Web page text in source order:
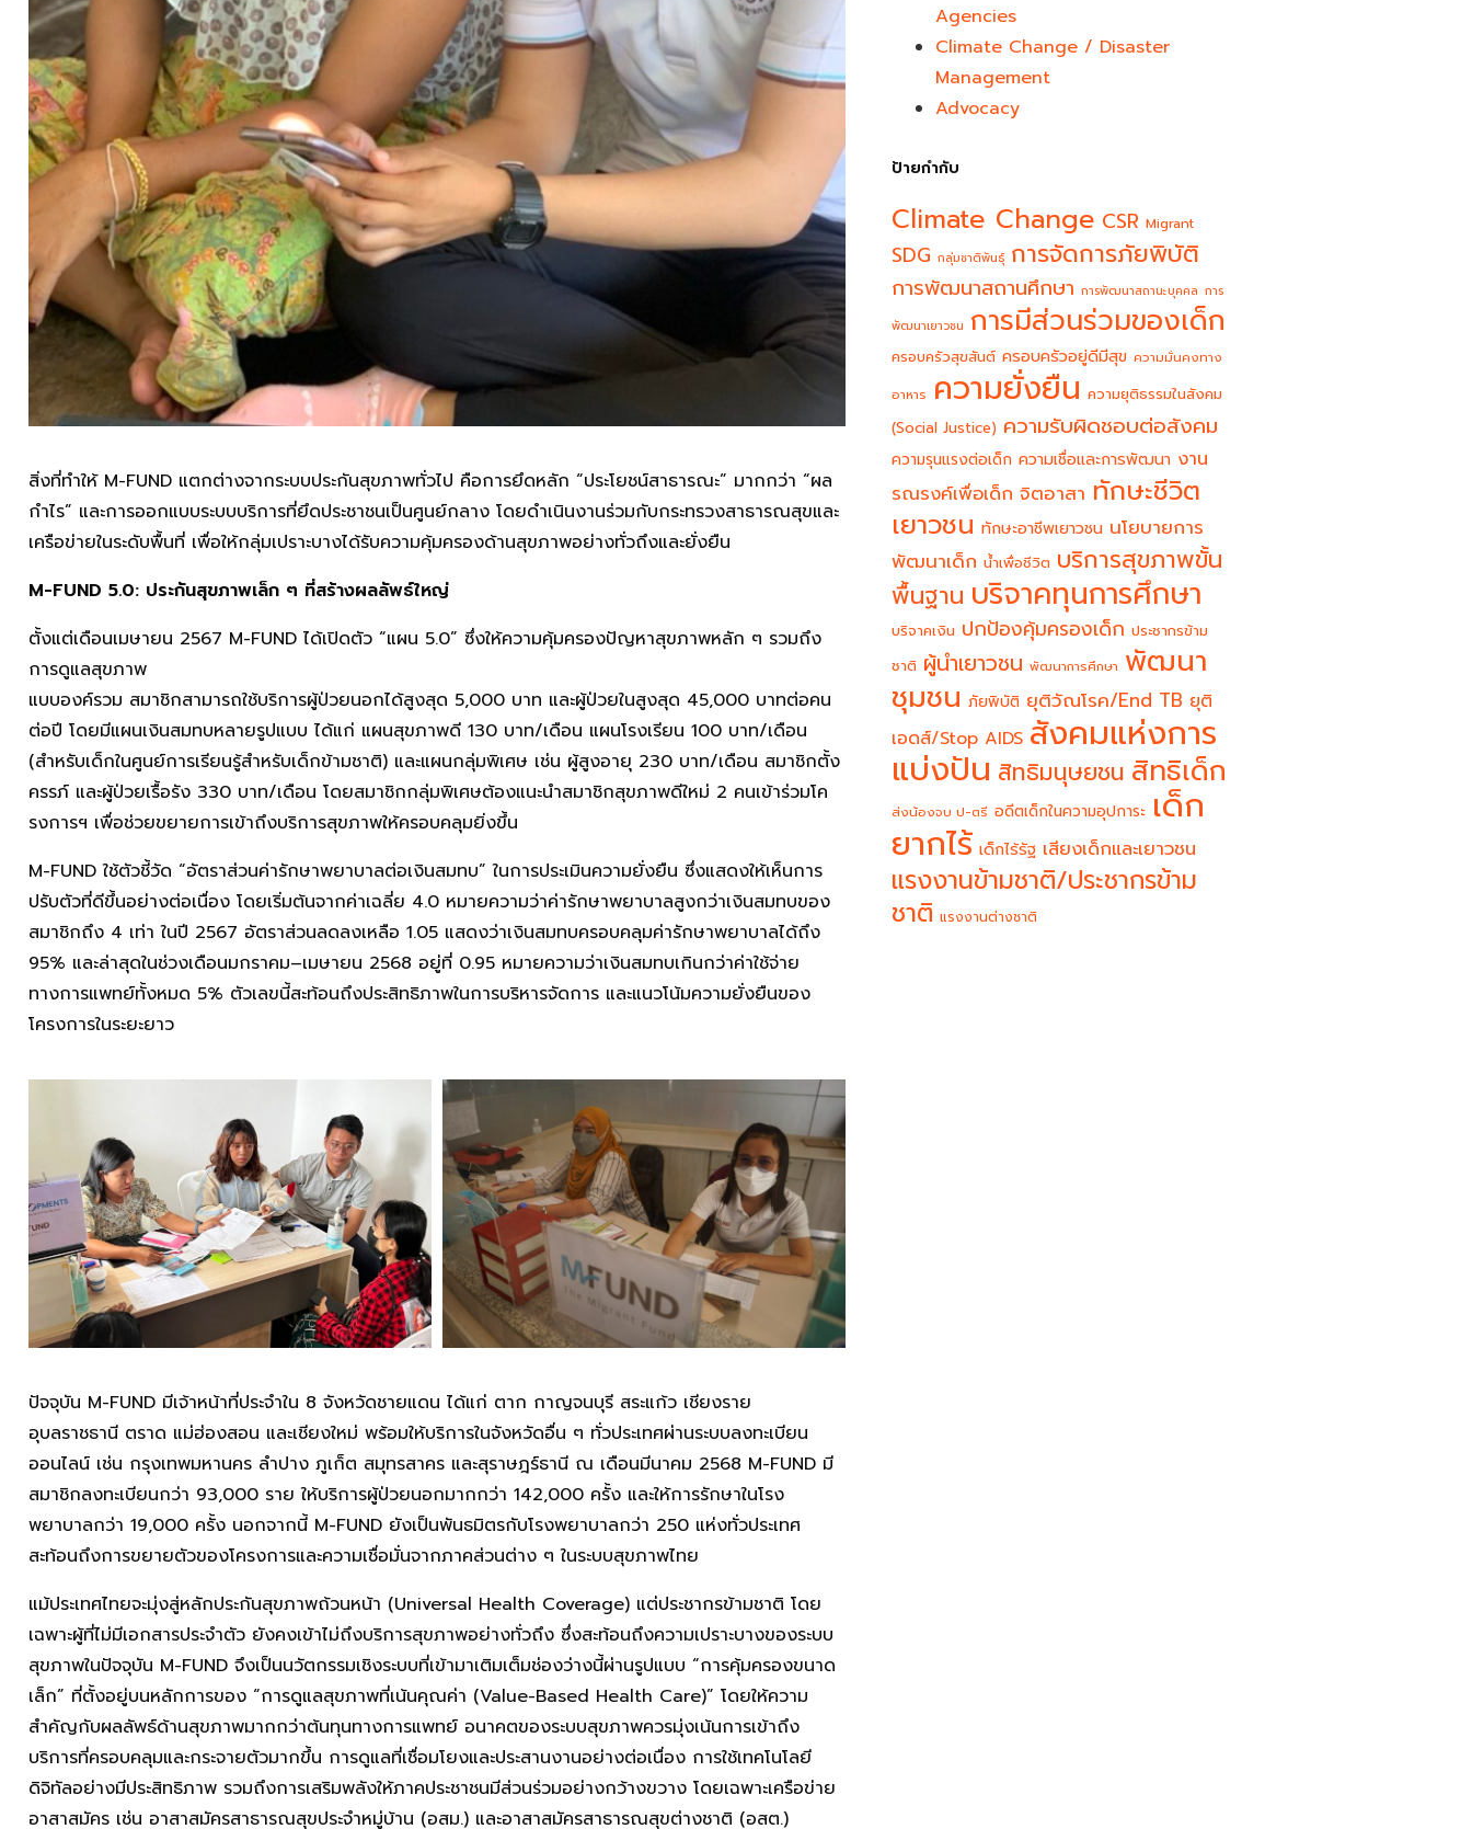
สิ่งที่ทำให้ M-FUND แตกต่างจากระบบประกันสุขภาพทั่วไป คือการยึดหลัก “ประโยชน์สาธารณะ” มากกว่า “ผล
กำไร” และการออกแบบระบบบริการที่ยึดประชาชนเป็นศูนย์กลาง โดยดำเนินงานร่วมกับกระทรวงสาธารณสุขและ
เครือข่ายในระดับพื้นที่ เพื่อให้กลุ่มเปราะบางได้รับความคุ้มครองด้านสุขภาพอย่างทั่วถึงและยั่งยืน
M-FUND 5.0: ประกันสุขภาพเล็ก ๆ ที่สร้างผลลัพธ์ใหญ่
ตั้งแต่เดือนเมษายน 2567 M-FUND ได้เปิดตัว “แผน 5.0” ซึ่งให้ความคุ้มครองปัญหาสุขภาพหลัก ๆ รวมถึง
การดูแลสุขภาพ
แบบองค์รวม สมาชิกสามารถใช้บริการผู้ป่วยนอกได้สูงสุด 5,000 บาท และผู้ป่วยในสูงสุด 45,000 บาทต่อคน
ต่อปี โดยมีแผนเงินสมทบหลายรูปแบบ ได้แก่ แผนสุขภาพดี 130 บาท/เดือน แผนโรงเรียน 100 บาท/เดือน
(สำหรับเด็กในศูนย์การเรียนรู้สำหรับเด็กข้ามชาติ) และแผนกลุ่มพิเศษ เช่น ผู้สูงอายุ 230 บาท/เดือน สมาชิกตั้ง
ครรภ์ และผู้ป่วยเรื้อรัง 330 บาท/เดือน โดยสมาชิกกลุ่มพิเศษต้องแนะนำสมาชิกสุขภาพดีใหม่ 2 คนเข้าร่วมโค
รงการฯ เพื่อช่วยขยายการเข้าถึงบริการสุขภาพให้ครอบคลุมยิ่งขึ้น
M-FUND ใช้ตัวชี้วัด “อัตราส่วนค่ารักษาพยาบาลต่อเงินสมทบ” ในการประเมินความยั่งยืน ซึ่งแสดงให้เห็นการ
ปรับตัวที่ดีขึ้นอย่างต่อเนื่อง โดยเริ่มต้นจากค่าเฉลี่ย 4.0 หมายความว่าค่ารักษาพยาบาลสูงกว่าเงินสมทบของ
สมาชิกถึง 4 เท่า ในปี 2567 อัตราส่วนลดลงเหลือ 1.05 แสดงว่าเงินสมทบครอบคลุมค่ารักษาพยาบาลได้ถึง
95% และล่าสุดในช่วงเดือนมกราคม–เมษายน 2568 อยู่ที่ 0.95 หมายความว่าเงินสมทบเกินกว่าค่าใช้จ่าย
ทางการแพทย์ทั้งหมด 5% ตัวเลขนี้สะท้อนถึงประสิทธิภาพในการบริหารจัดการ และแนวโน้มความยั่งยืนของ
โครงการในระยะยาว
ปัจจุบัน M-FUND มีเจ้าหน้าที่ประจำใน 8 จังหวัดชายแดน ได้แก่ ตาก กาญจนบุรี สระแก้ว เชียงราย
อุบลราชธานี ตราด แม่ฮ่องสอน และเชียงใหม่ พร้อมให้บริการในจังหวัดอื่น ๆ ทั่วประเทศผ่านระบบลงทะเบียน
ออนไลน์ เช่น กรุงเทพมหานคร ลำปาง ภูเก็ต สมุทรสาคร และสุราษฎร์ธานี ณ เดือนมีนาคม 2568 M-FUND มี
สมาชิกลงทะเบียนกว่า 93,000 ราย ให้บริการผู้ป่วยนอกมากกว่า 142,000 ครั้ง และให้การรักษาในโรง
พยาบาลกว่า 19,000 ครั้ง นอกจากนี้ M-FUND ยังเป็นพันธมิตรกับโรงพยาบาลกว่า 250 แห่งทั่วประเทศ
สะท้อนถึงการขยายตัวของโครงการและความเชื่อมั่นจากภาคส่วนต่าง ๆ ในระบบสุขภาพไทย
แม้ประเทศไทยจะมุ่งสู่หลักประกันสุขภาพถ้วนหน้า (Universal Health Coverage) แต่ประชากรข้ามชาติ โดย
เฉพาะผู้ที่ไม่มีเอกสารประจำตัว ยังคงเข้าไม่ถึงบริการสุขภาพอย่างทั่วถึง ซึ่งสะท้อนถึงความเปราะบางของระบบ
สุขภาพในปัจจุบัน M-FUND จึงเป็นนวัตกรรมเชิงระบบที่เข้ามาเติมเต็มช่องว่างนี้ผ่านรูปแบบ “การคุ้มครองขนาด
เล็ก” ที่ตั้งอยู่บนหลักการของ “การดูแลสุขภาพที่เน้นคุณค่า (Value-Based Health Care)” โดยให้ความ
สำคัญกับผลลัพธ์ด้านสุขภาพมากกว่าต้นทุนทางการแพทย์ อนาคตของระบบสุขภาพควรมุ่งเน้นการเข้าถึง
บริการที่ครอบคลุมและกระจายตัวมากขึ้น การดูแลที่เชื่อมโยงและประสานงานอย่างต่อเนื่อง การใช้เทคโนโลยี
ดิจิทัลอย่างมีประสิทธิภาพ รวมถึงการเสริมพลังให้ภาคประชาชนมีส่วนร่วมอย่างกว้างขวาง โดยเฉพาะเครือข่าย
อาสาสมัคร เช่น อาสาสมัครสาธารณสุขประจำหมู่บ้าน (อสม.) และอาสาสมัครสาธารณสุขต่างชาติ (อสต.)
Agencies
Climate Change / Disaster
Management
Advocacy
ป้ายกำกับ
Climate Change CSR Migrant
SDG กลุ่มชาติพันธุ์ การจัดการภัยพิบัติ
การพัฒนาสถานศึกษา การพัฒนาสถานะบุคคล การ
พัฒนาเยาวชน การมีส่วนร่วมของเด็ก
ครอบครัวสุขสันต์ ครอบครัวอยู่ดีมีสุข ความมั่นคงทาง
อาหาร ความยั่งยืน ความยุติธรรมในสังคม
(Social Justice) ความรับผิดชอบต่อสังคม
ความรุนแรงต่อเด็ก ความเชื่อและการพัฒนา งาน
รณรงค์เพื่อเด็ก จิตอาสา ทักษะชีวิต
เยาวชน ทักษะอาชีพเยาวชน นโยบายการ
พัฒนาเด็ก น้ำเพื่อชีวิต บริการสุขภาพขั้น
พื้นฐาน บริจาคทุนการศึกษา
บริจาคเงิน ปกป้องคุ้มครองเด็ก ประชากรข้าม
ชาติ ผู้นำเยาวชน พัฒนาการศึกษา พัฒนา
ชุมชน ภัยพิบัติ ยุติวัณโรค/End TB ยุติ
เอดส์/Stop AIDS สังคมแห่งการ
แบ่งปัน สิทธิมนุษยชน สิทธิเด็ก
ส่งน้องจบ ป-ตรี อดีตเด็กในความอุปการะ เด็ก
ยากไร้ เด็กไร้รัฐ เสียงเด็กและเยาวชน
แรงงานข้ามชาติ/ประชากรข้าม
ชาติ แรงงานต่างชาติ